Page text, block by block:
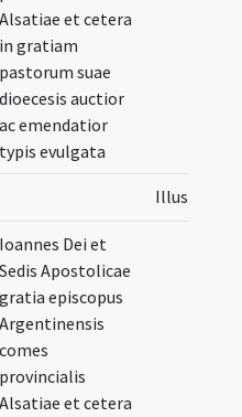
Alsatiae et cetera
in gratiam
pastorum suae
dioecesis auctior
ac emendatior
typis evulgata
Ioannes Dei et
Sedis Apostolicae
gratia episcopus
Argentinensis
comes
provincialis
Alsatiae et cetera